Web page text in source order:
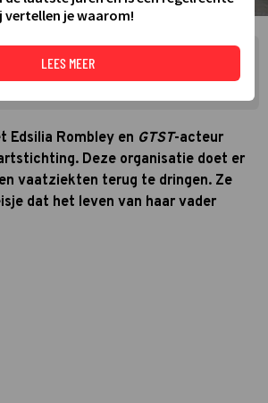
TVGIDS.NL JE GOOGLE-FAVORIET
Edsilia Rombley en GTST-acteur
Deze organisatie doet er
vaatziekten terug te dringen. Ze
dat het leven van haar vader
vertellen je waarom!
LEES MEER